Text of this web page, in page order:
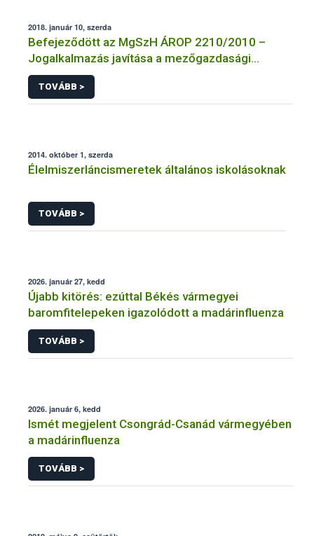
2018. január 10, szerda
Befejeződött az MgSzH ÁROP 2210/2010 –
Jogalkalmazás javítása a mezőgazdasági
szakigazgatásban című projekt
megvalósulásának első üteme
TOVÁBB >
2014. október 1, szerda
Élelmiszerláncismeretek általános iskolásoknak
TOVÁBB >
2026. január 27, kedd
Újabb kitörés: ezúttal Békés vármegyei
baromfitelepeken igazolódott a madárinfluenza
TOVÁBB >
2026. január 6, kedd
Ismét megjelent Csongrád-Csanád vármegyében
a madárinfluenza
TOVÁBB >